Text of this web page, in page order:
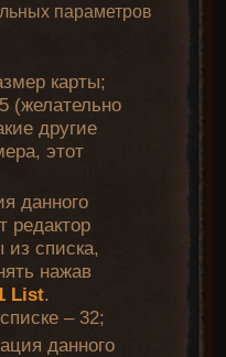
параметров
карты;
(желательно
другие
этот
данного
редактор
из списка,
нажав
List.
– 32;
данного